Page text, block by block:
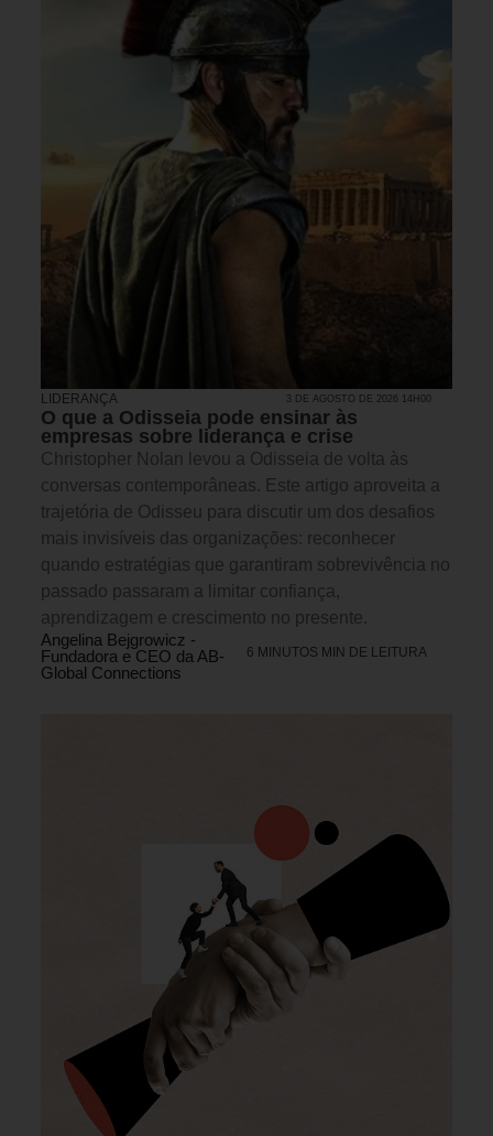
LIDERANÇA 3 DE AGOSTO DE 2026 14H00
O que a Odisseia pode ensinar às
empresas sobre liderança e crise
Christopher Nolan levou a Odisseia de volta às
conversas contemporâneas. Este artigo aproveita a
trajetória de Odisseu para discutir um dos desafios
mais invisíveis das organizações: reconhecer
quando estratégias que garantiram sobrevivência no
passado passaram a limitar confiança,
aprendizagem e crescimento no presente.
Angelina Bejgrowicz -
Fundadora e CEO da AB-
Global Connections
6 MINUTOS MIN DE LEITURA